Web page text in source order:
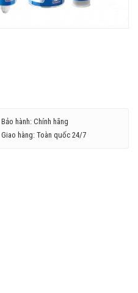
Bảo hành: Chính hãng
Giao hàng: Toàn quốc 24/7